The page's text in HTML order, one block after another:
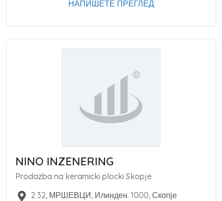
НАПИШЕТЕ ПРЕГЛЕД
NINO INZENERING
Prodazba na keramicki plocki Skopje
2 32, МРШЕВЦИ, Илинден. 1000, Скопје